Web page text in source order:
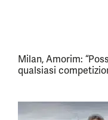
Milan, Amorim:
qualsiasi